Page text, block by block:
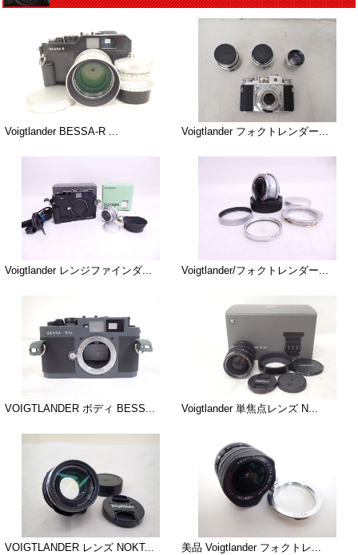
Voigtlander BESSA-R ... Voigtlander フォクトレンダー...
Voigtlander レンジファインダ... Voigtlander/フォクトレンダー...
VOIGTLANDER ボディ BESS... Voigtlander 単焦点レンズ N...
VOIGTLANDER レンズ NOKT... 美品 Voigtlander フォクトレ...